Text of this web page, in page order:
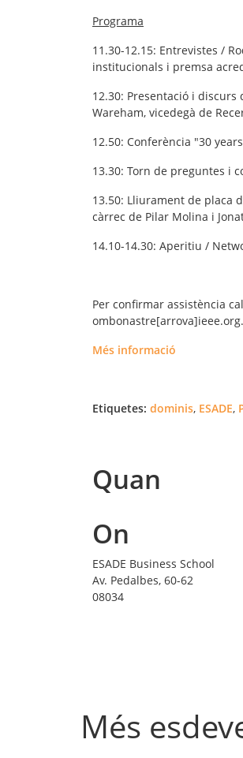
Programa
11.30-12.15: Entrevistes /
institucionals i premsa
12.30: Presentació i discurs
Wareham, vicedegà de
12.50: Conferència "30
13.30: Torn de preguntes i
13.50: Lliurament de placa
càrrec de Pilar Molina i
14.10-14.30: Aperitiu /
Per confirmar assistència
ombonastre[arrova]ieee.org.
Més informació
Etiquetes: dominis, ESADE,
Quan
On
ESADE Business School
Av. Pedalbes, 60-62
08034
Més